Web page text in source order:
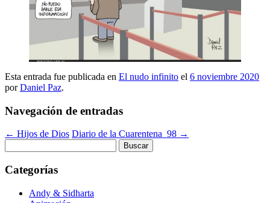
Esta entrada fue publicada en El nudo infinito el 6 noviembre 2020
porDaniel Paz.
Navegación de entradas
← Hijos de Dios Diario de la Cuarentena_98 →
Categorías
Andy & Sidharta